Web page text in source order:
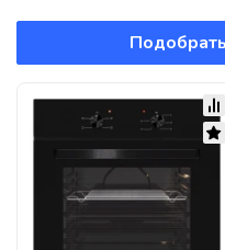
По